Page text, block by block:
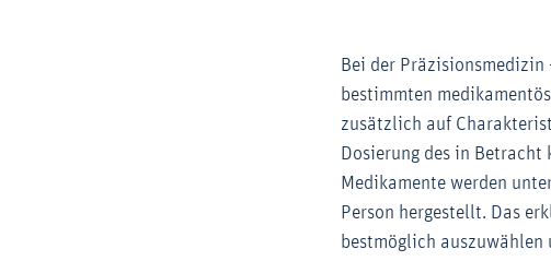
Bei der
bestimmten
zusätzlich auf
Dosierung des in Betracht
Medikamente werden
Person hergestellt. Das
bestmöglich auszuwählen